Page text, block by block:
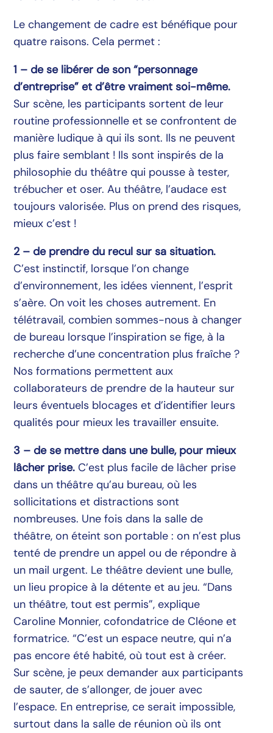
Le changement de cadre est bénéfique pour
quatre raisons. Cela permet :
1 – de se libérer de son “personnage
d’entreprise” et d’être vraiment soi-même.
Sur scène, les participants sortent de leur
routine professionnelle et se confrontent de
manière ludique à qui ils sont. Ils ne peuvent
plus faire semblant ! Ils sont inspirés de la
philosophie du théâtre qui pousse à tester,
trébucher et oser. Au théâtre, l’audace est
toujours valorisée. Plus on prend des risques,
mieux c’est !
2 – de prendre du recul sur sa situation.
C’est instinctif, lorsque l’on change
d’environnement, les idées viennent, l’esprit
s’aère. On voit les choses autrement. En
télétravail, combien sommes-nous à changer
de bureau lorsque l’inspiration se fige, à la
recherche d’une concentration plus fraîche ?
Nos formations permettent aux
collaborateurs de prendre de la hauteur sur
leurs éventuels blocages et d’identifier leurs
qualités pour mieux les travailler ensuite.
3 – de se mettre dans une bulle, pour mieux
lâcher prise. C’est plus facile de lâcher prise
dans un théâtre qu’au bureau, où les
sollicitations et distractions sont
nombreuses. Une fois dans la salle de
théâtre, on éteint son portable : on n’est plus
tenté de prendre un appel ou de répondre à
un mail urgent. Le théâtre devient une bulle,
un lieu propice à la détente et au jeu. “Dans
un théâtre, tout est permis”, explique
Caroline Monnier, cofondatrice de Cléone et
formatrice. “C’est un espace neutre, qui n’a
pas encore été habité, où tout est à créer.
Sur scène, je peux demander aux participants
de sauter, de s’allonger, de jouer avec
l’espace. En entreprise, ce serait impossible,
surtout dans la salle de réunion où ils ont